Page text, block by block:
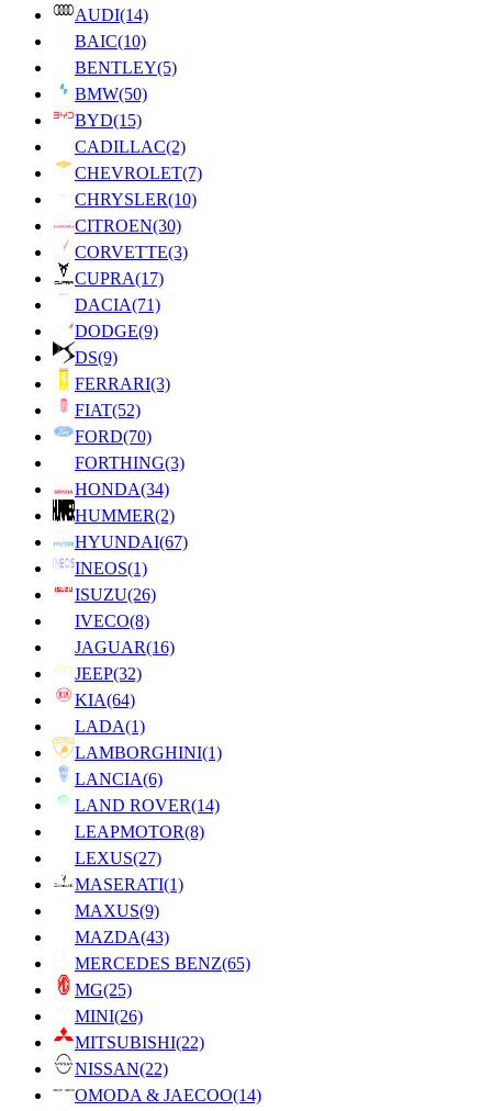
AUDI(14)
BAIC(10)
BENTLEY(5)
BMW(50)
BYD(15)
CADILLAC(2)
CHEVROLET(7)
CHRYSLER(10)
CITROEN(30)
CORVETTE(3)
CUPRA(17)
DACIA(71)
DODGE(9)
DS(9)
FERRARI(3)
FIAT(52)
FORD(70)
FORTHING(3)
HONDA(34)
HUMMER(2)
HYUNDAI(67)
INEOS(1)
ISUZU(26)
IVECO(8)
JAGUAR(16)
JEEP(32)
KIA(64)
LADA(1)
LAMBORGHINI(1)
LANCIA(6)
LAND ROVER(14)
LEAPMOTOR(8)
LEXUS(27)
MASERATI(1)
MAXUS(9)
MAZDA(43)
MERCEDES BENZ(65)
MG(25)
MINI(26)
MITSUBISHI(22)
NISSAN(22)
OMODA & JAECOO(14)